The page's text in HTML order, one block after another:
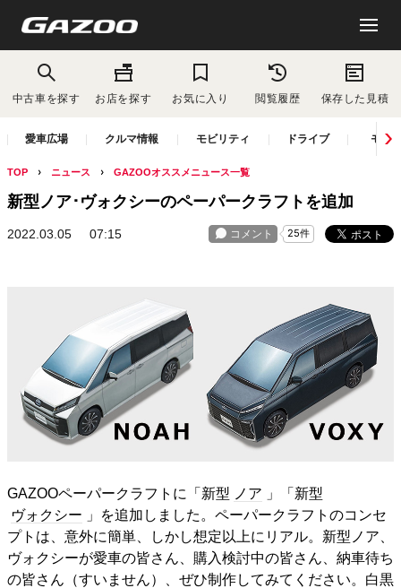
中古車を探す お店を探す お気に入り 閲覧履歴 保存した見積
愛車広場 クルマ情報 モビリティ ドライブ モー
TOP ニュース GAZOOオススメニュース一覧
新型ノア･ヴォクシーのペーパークラフトを追加
2022.03.05 07:15
GAZOOペーパークラフトに「新型 ノア 」「新型
ヴォクシー 」を追加しました。ペーパークラフトのコンセ
プトは、意外に簡単、しかし想定以上にリアル。新型ノア、
ヴォクシーが愛車の皆さん、購入検討中の皆さん、納車待ち
の皆さん（すいません）、ぜひ制作してみてください。白黒